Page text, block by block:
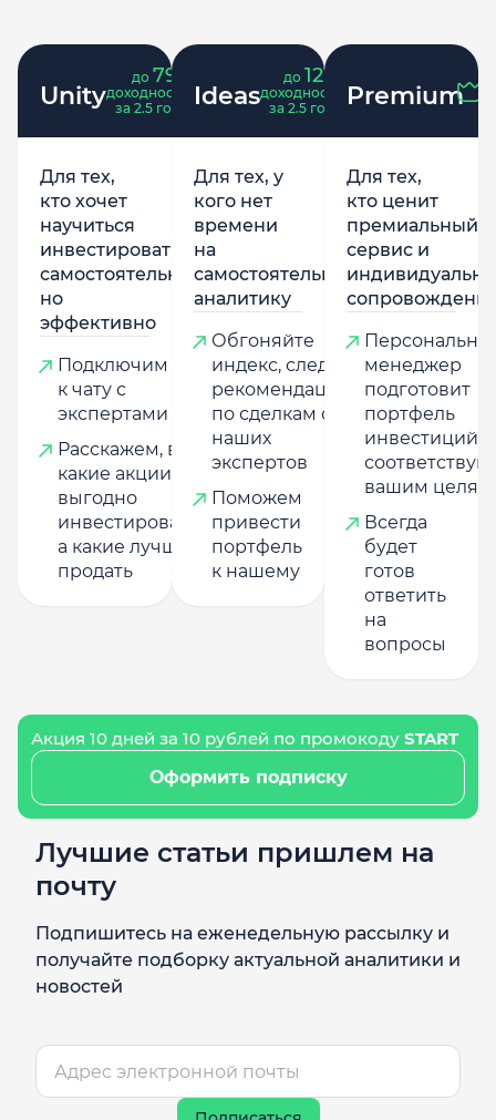
Unity
до 79
доходность
за 2.5 года
Для тех,
кто хочет
научиться
инвестировать
самостоятельно,
но
эффективно
Подключим
к чату с
экспертами
Расскажем, в
какие акции
выгодно
инвестировать,
а какие лучше
продать
Ideas
до 121
доходность
за 2.5 года
Для тех, у
кого нет
времени
на
самостоятельную
аналитику
Обгоняйте
индекс, следуя
рекомендациям
по сделкам от
наших
экспертов
Поможем
привести
портфель
к нашему
Premium
Для тех,
кто ценит
премиальный
сервис и
менеджер
подготовит
портфель
инвестиций,
вашим целям
Всегда
будет
готов
ответить
на
вопросы
Акция 10 дней за 10 рублей по промокоду START
Оформить подписку
Лучшие статьи пришлем на
почту
Подпишитесь на еженедельную рассылку и
получайте подборку актуальной аналитики и
новостей